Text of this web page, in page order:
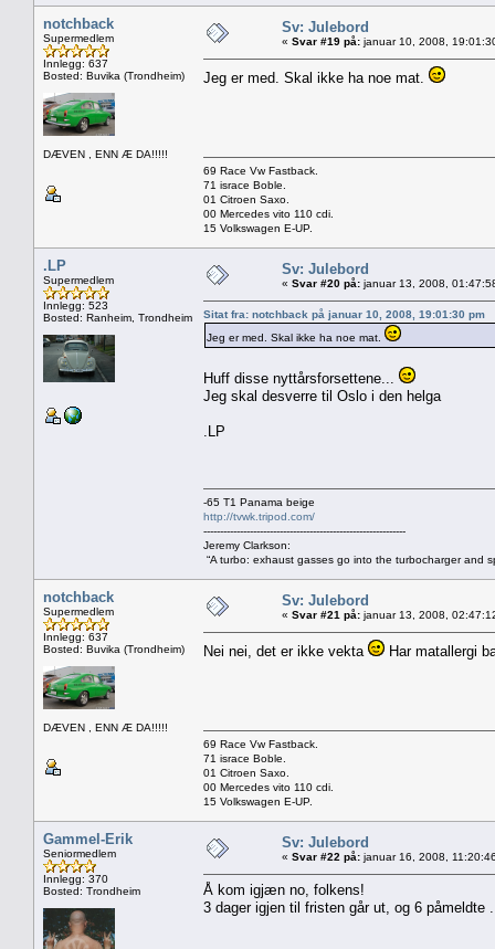
notchback
Supermedlem
Innlegg: 637
Bosted: Buvika (Trondheim)
DÆVEN , ENN Æ DA!!!!!
Sv: Julebord
« Svar #19 på: januar 10, 2008,
Jeg er med. Skal ikke ha noe mat.
69 Race Vw Fastback.
71 israce Boble.
01 Citroen Saxo.
00 Mercedes vito 110 cdi.
15 Volkswagen E-UP.
.LP
Supermedlem
Innlegg: 523
Bosted: Ranheim, Trondheim
Sv: Julebord
« Svar #20 på: januar 13, 2008,
Sitat fra: notchback på januar 10, 2008, 19:01:30 pm
Jeg er med. Skal ikke ha noe mat.
Huff disse nyttårsforsettene...
Jeg skal desverre til Oslo i den helga
.LP
-65 T1 Panama beige
http://tvwk.tripod.com/
-------------------------------------------------------------
Jeremy Clarkson:
“A turbo: exhaust gasses go into the turbocharger and
notchback
Supermedlem
Innlegg: 637
Bosted: Buvika (Trondheim)
DÆVEN , ENN Æ DA!!!!!
Sv: Julebord
« Svar #21 på: januar 13, 2008,
Nei nei, det er ikke vekta Har matallergi
69 Race Vw Fastback.
71 israce Boble.
01 Citroen Saxo.
00 Mercedes vito 110 cdi.
15 Volkswagen E-UP.
Gammel-Erik
Seniormedlem
Innlegg: 370
Bosted: Trondheim
Sv: Julebord
« Svar #22 på: januar 16, 2008,
Å kom igjæn no, folkens!
3 dager igjen til fristen går ut, og 6 påmeldte